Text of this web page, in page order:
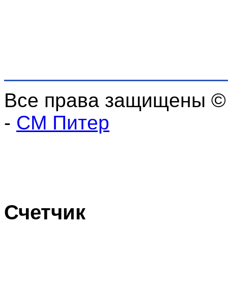
Все права защищены
- СМ Питер
Счетчик